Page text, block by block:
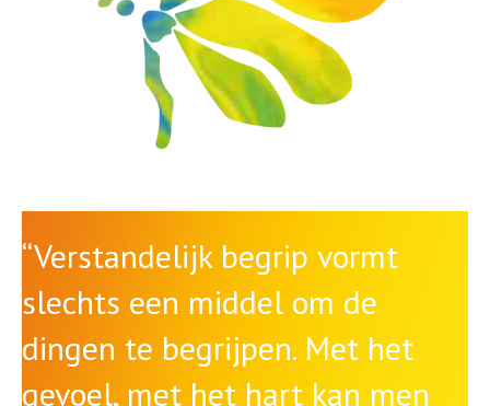
“Verstandelijk begrip vormt
slechts een middel om de
dingen te begrijpen. Met het
gevoel, met het hart kan men